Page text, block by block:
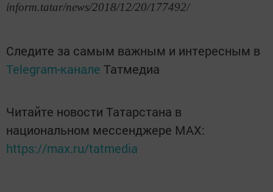
inform.tatar/news/2018/12/20/177492/
Следите за самым важным и интересным в
Telegram-канале Татмедиа
Читайте новости Татарстана в
национальном мессенджере MАХ:
https://max.ru/tatmedia